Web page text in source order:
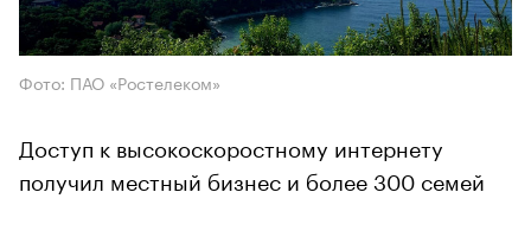
Фото: ПАО «Ростелеком»
Доступ к высокоскоростному интернету
получил местный бизнес и более 300 семей